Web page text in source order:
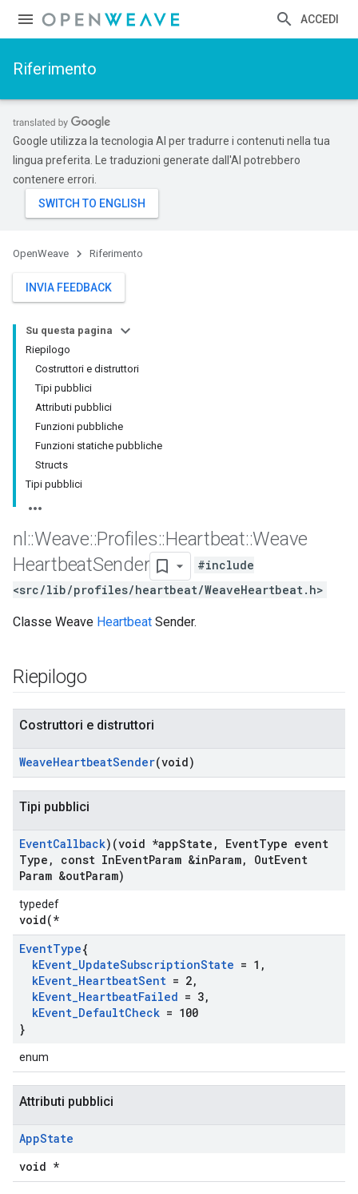
ACCEDI
Riferimento
Google utilizza la tecnologia AI per tradurre i contenuti nella tua
lingua preferita. Le traduzioni generate dall'AI potrebbero
contenere errori.
OpenWeave Riferimento
INVIA FEEDBACK
Su questa pagina
Riepilogo
Costruttori e distruttori
Tipi pubblici
Attributi pubblici
Funzioni pubbliche
Funzioni statiche pubbliche
Structs
Tipi pubblici
nl ::Weave::Profiles::Heartbeat::Weave
HeartbeatSender
#include
<src/lib/profiles/heartbeat/WeaveHeartbeat.h>
Classe Weave Heartbeat Sender.
Riepilogo
Costruttori e distruttori
WeaveHeartbeatSender(void)
Tipi pubblici
EventCallback)(void *appState , EventType event
Type , const InEventParam &inParam, OutEvent
Param &outParam)
typedef
void(*
EventType{
kEvent_UpdateSubscriptionState = 1 ,
kEvent_HeartbeatSent = 2,
kEvent_HeartbeatFailed = 3,
kEvent_DefaultCheck = 100
}
enum
Attributi pubblici
AppState
void *